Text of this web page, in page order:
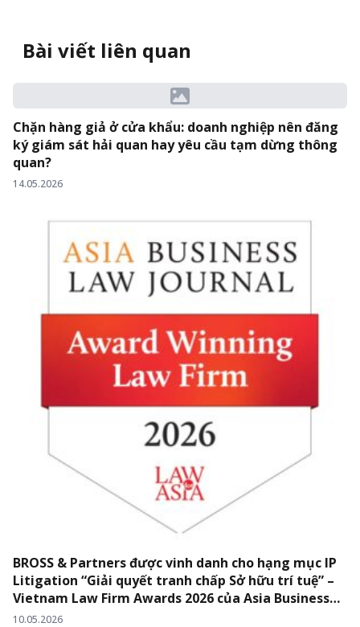
Bài viết liên quan
Chặn hàng giả ở cửa khẩu: doanh nghiệp nên đăng
ký giám sát hải quan hay yêu cầu tạm dừng thông
quan?
14.05.2026
BROSS & Partners được vinh danh cho hạng mục IP
Litigation “Giải quyết tranh chấp Sở hữu trí tuệ” –
Vietnam Law Firm Awards 2026 của Asia Business
Law Journal
10.05.2026